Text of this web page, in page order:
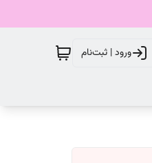
ورود | ثبت‌نام